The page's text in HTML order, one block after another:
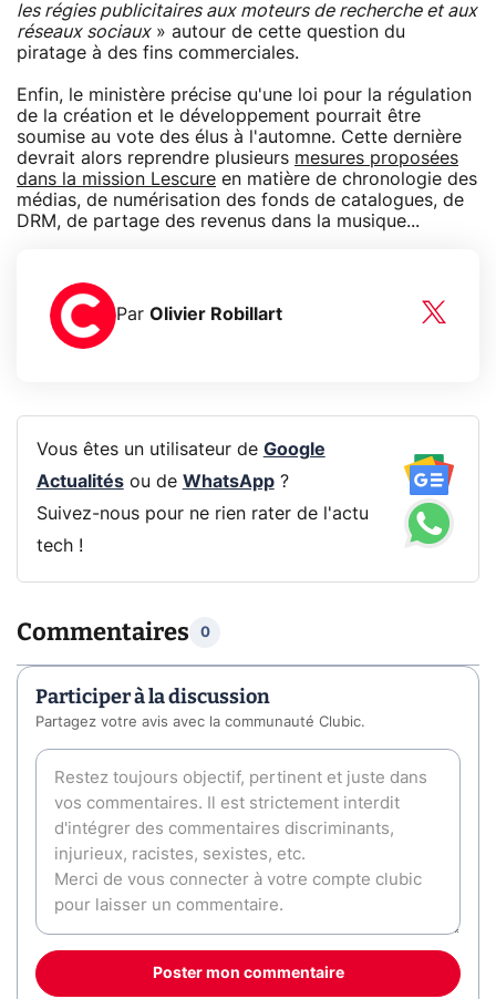
les régies publicitaires aux moteurs de recherche et aux
réseaux sociaux» autour de cette question du
piratage à des fins commerciales.
Enfin, le ministère précise qu'une loi pour la régulation
de la création et le développement pourrait être
soumise au vote des élus à l'automne. Cette dernière
devrait alors reprendre plusieurs mesures proposées
dans la mission Lescure en matière de chronologie des
médias, de numérisation des fonds de catalogues, de
DRM, de partage des revenus dans la musique...
Par Olivier Robillart
Vous êtes un utilisateur de Google
Actualitésou de WhatsApp?
Suivez-nous pour ne rien rater de l'actu
tech !
Commentaires 0
Participer à la discussion
Partagez votre avis avec la communauté Clubic.
Poster mon commentaire